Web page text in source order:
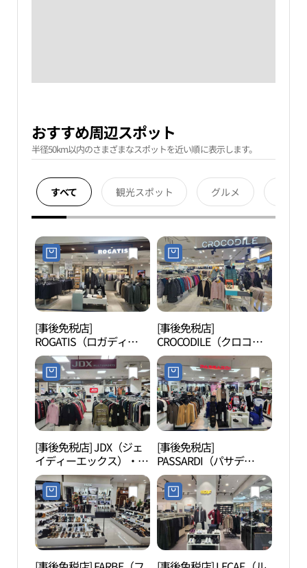
おすすめ周辺スポット
半径50km以内のさまざまなスポットを近い順に表示します。
すべて 観光スポット グルメ
[事後免税店]
ROGATIS（ロガディ
ス）・ヘンボカン百貨店
(로가디스 행복한백화점)
[事後免税店]
CROCODILE（クロコダ
イル）・ヘンボカン百貨
店(크로커다일 행복한백
화점)
[事後免税店] JDX（ジェ
イディーエックス）・ヘ
ンボカン百貨店(JDX 행
복한백화점)
[事後免税店]
PASSARDI（パサデ
ィ）・ヘンボカン百貨店
(파사디 행복한백화점)